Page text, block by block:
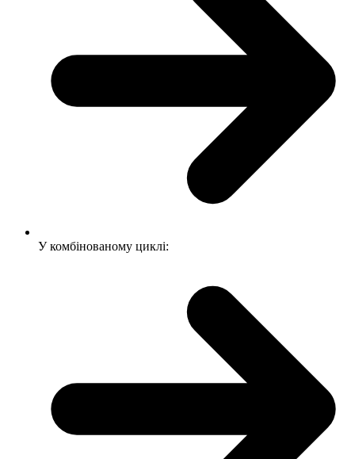
У комбінованому циклі: